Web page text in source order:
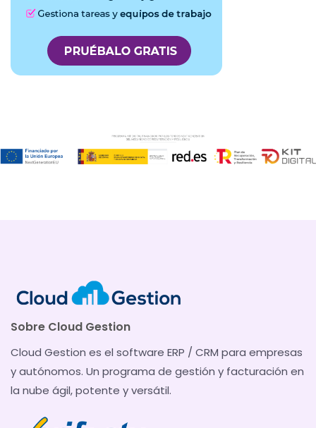
Sobre Cloud Gestion
Cloud Gestion es el software ERP / CRM para empresas
y autónomos. Un programa de gestión y facturación en
la nube ágil, potente y versátil.